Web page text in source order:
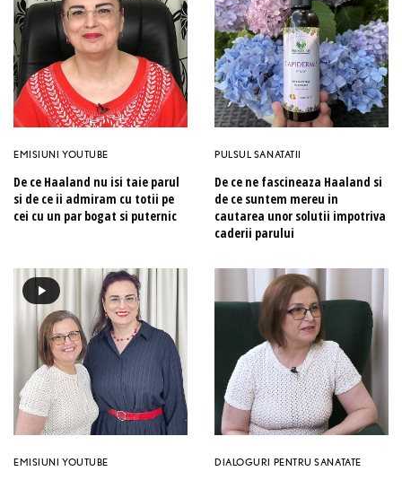
EMISIUNI YOUTUBE
De ce Haaland nu isi taie parul
si de ce ii admiram cu totii pe
cei cu un par bogat si puternic
PULSUL SANATATII
De ce ne fascineaza Haaland si
de ce suntem mereu in
cautarea unor solutii impotriva
caderii parului
EMISIUNI YOUTUBE DIALOGURI PENTRU SANATATE